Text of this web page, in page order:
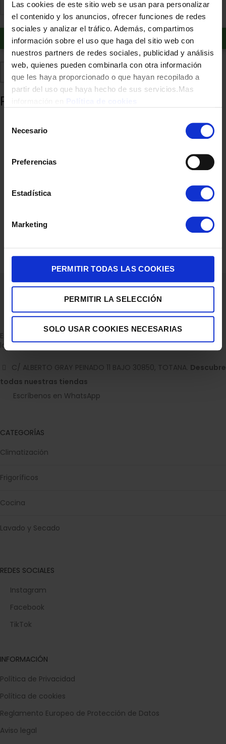
Las cookies de este sitio web se usan para personalizar
el contenido y los anuncios, ofrecer funciones de redes
sociales y analizar el tráfico. Además, compartimos
información sobre el uso que haga del sitio web con
nuestros partners de redes sociales, publicidad y análisis
web, quienes pueden combinarla con otra información
que les haya proporcionado o que hayan recopilado a
partir del uso que haya hecho de sus servicios.Mas
Necesario
Preferencias
Estadística
Marketing
PERMITIR TODAS LAS COOKIES
PERMITIR LA SELECCIÓN
SOLO USAR COOKIES NECESARIAS
Añadir al carrito
Añadir a favoritos
Productos relacionados
UTENSILIOS FAGOR COCINA CAZO SOPA MELIER
4,20€
Empresa dedicada a la venta de accesorios para el hogar con
la experiencia de 36 años.
C/ ALBERTO GRAY PEINADO 11 BAJO 30850, TOTANA. Descubre
todas nuestras tiendas
Escríbenos en WhatsApp
CATEGORÍAS
Climatización
Frigoríficos
Cocina
Lavado y Secado
REDES SOCIALES
Instagram
Facebook
TikTok
INFORMACIÓN
Política de Privacidad
Política de cookies
Reglamento Europeo de Protección de Datos
Aviso legal